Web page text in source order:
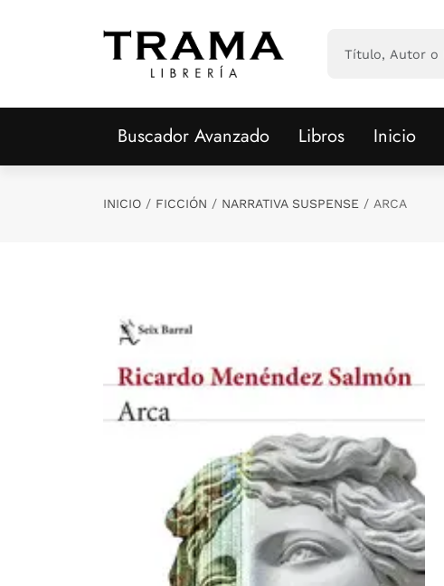
Buscador Avanzado Libros Inicio
INICIO FICCIÓN NARRATIVA SUSPENSE ARCA